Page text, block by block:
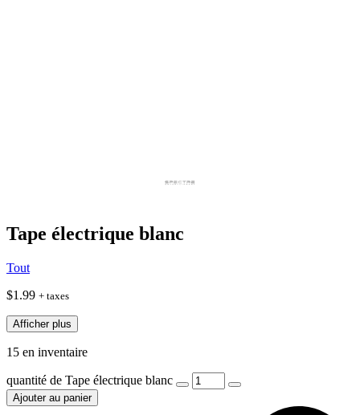
Tape électrique blanc
Tout
$1.99 + taxes
Afficher plus
15 en inventaire
quantité de Tape électrique blanc
Ajouter au panier